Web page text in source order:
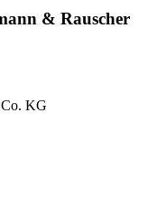
& Rauscher
KG